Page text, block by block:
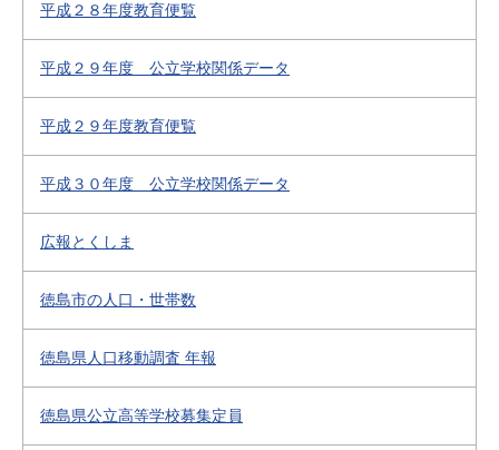
平成２８年度教育便覧
平成２９年度 公立学校関係データ
平成２９年度教育便覧
平成３０年度 公立学校関係データ
広報とくしま
徳島市の人口・世帯数
徳島県人口移動調査 年報
徳島県公立高等学校募集定員